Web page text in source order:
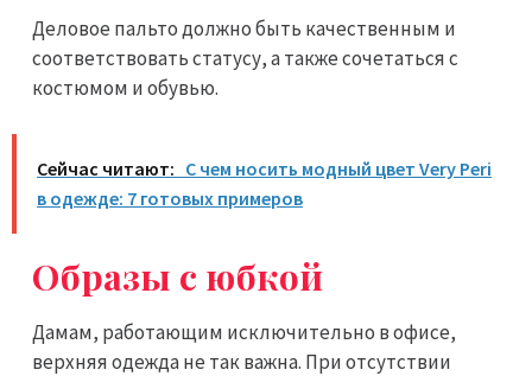
Деловое пальто должно быть качественным и
соответствовать статусу, а также сочетаться с
костюмом и обувью.
Сейчас читают: С чем носить модный цвет Very Peri
в одежде: 7 готовых примеров
Образы с юбкой
Дамам, работающим исключительно в офисе,
верхняя одежда не так важна. При отсутствии